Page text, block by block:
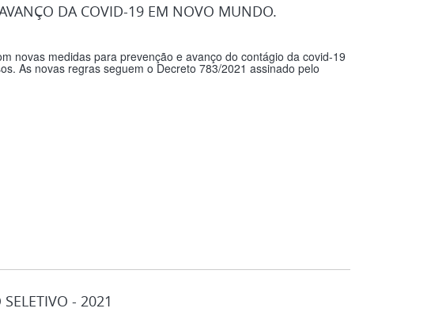
DA COVID-19 EM NOVO MUNDO.
novas medidas para prevenção e avanço do contágio da covid-19
As novas regras seguem o Decreto 783/2021 assinado pelo
SELETIVO - 2021